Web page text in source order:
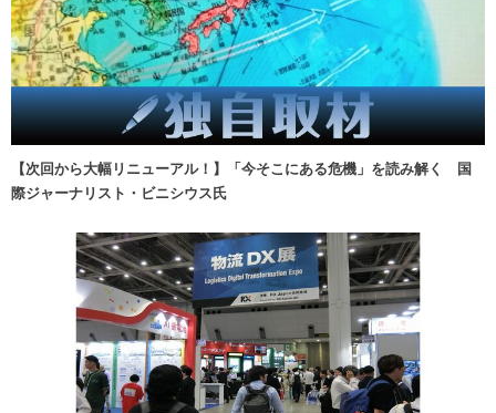
【次回から大幅リニューアル！】「今そこにある危機」を読み解く 国
際ジャーナリスト・ビニシウス氏